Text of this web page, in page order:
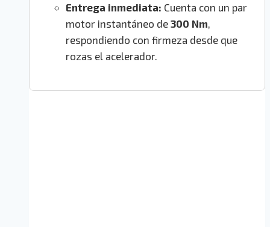
Entrega inmediata: Cuenta con un par
motor instantáneo de 300 Nm
respondiendo con firmeza desde que
rozas el acelerador.